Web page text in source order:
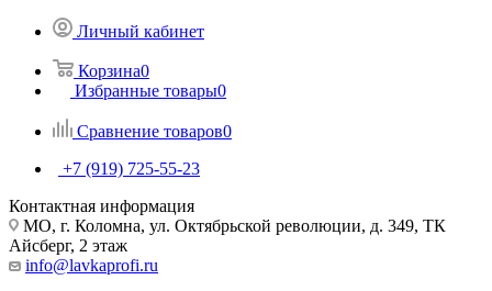
Личный кабинет
Корзина0
Избранные товары0
Сравнение товаров0
+7 (919) 725-55-23
Контактная информация
МО, г. Коломна, ул. Октябрьской революции, д. 349, ТК
Айсберг, 2 этаж
info@lavkaprofi.ru